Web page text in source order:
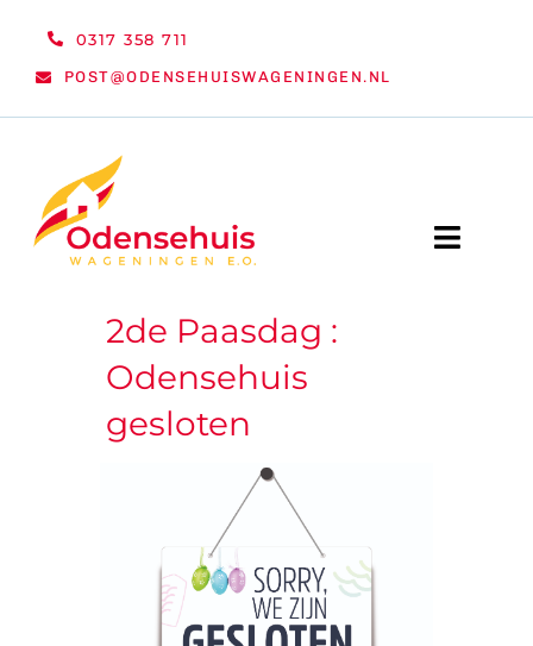
0317 358 711
POST@ODENSEHUISWAGENINGEN.NL
Toggle
WELKOM
VRIJWILLIGERS & STAGIAIRES
2de Paasdag :
Odensehuis
gesloten